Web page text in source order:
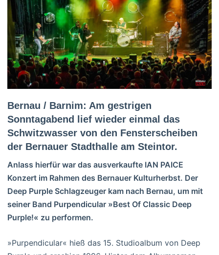
Bernau / Barnim: Am gestrigen
Sonntagabend lief wieder einmal das
Schwitzwasser von den Fensterscheiben
der Bernauer Stadthalle am Steintor.
Anlass hierfür war das ausverkaufte IAN PAICE
Konzert im Rahmen des Bernauer Kulturherbst. Der
Deep Purple Schlagzeuger kam nach Bernau, um mit
seiner Band Purpendicular »Best Of Classic Deep
Purple!« zu performen.
»Purpendicular« hieß das 15. Studioalbum von Deep